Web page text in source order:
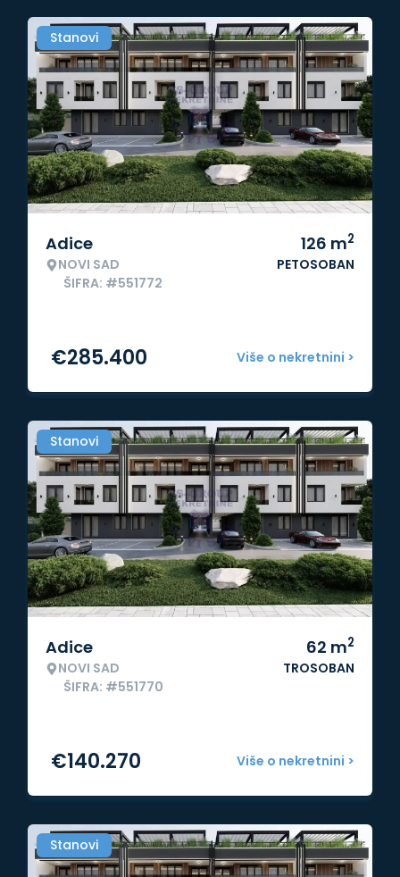
Stanovi
Adice
NOVI SAD
ŠIFRA: #551772
126 m2
PETOSOBAN
Više o nekretnini >
€285.400
Stanovi
Adice
NOVI SAD
ŠIFRA: #551770
62 m2
TROSOBAN
Više o nekretnini >
€140.270
Stanovi